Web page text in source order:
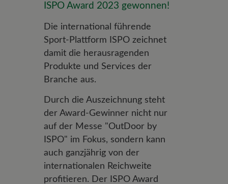
ISPO Award 2023 gewonnen!
Die international führende
Sport-Plattform ISPO zeichnet
damit die herausragenden
Produkte und Services der
Branche aus.
Durch die Auszeichnung steht
der Award-Gewinner nicht nur
auf der Messe "OutDoor by
ISPO" im Fokus, sondern kann
auch ganzjährig von der
internationalen Reichweite
profitieren. Der ISPO Award